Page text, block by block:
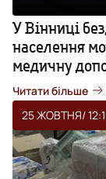
У Вінниці
населення
медичну
Читати більше
25 ЖОВТНЯ/